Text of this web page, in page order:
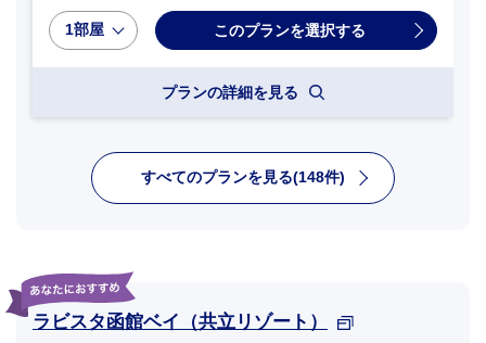
1部屋
プランの詳細を見る
すべてのプランを見る(148件)
ラビスタ函館ベイ（共立リゾート）